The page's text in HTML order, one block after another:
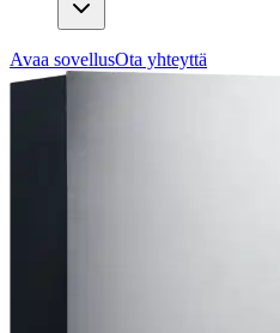
Avaa sovellusOta yhteyttä